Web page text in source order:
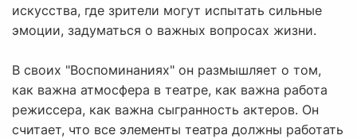
искусства, где зрители могут испытать сильные
эмоции, задуматься о важных вопросах жизни.
В своих "Воспоминаниях" он размышляет о том,
как важна атмосфера в театре, как важна работа
режиссера, как важна сыгранность актеров. Он
считает, что все элементы театра должны работать